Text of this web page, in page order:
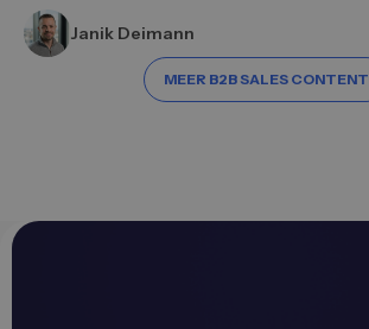
Janik Deimann
MEER B2B SALES CONTENT